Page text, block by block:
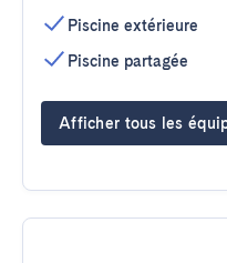
Piscine extérieure
Piscine partagée
Afficher tous les